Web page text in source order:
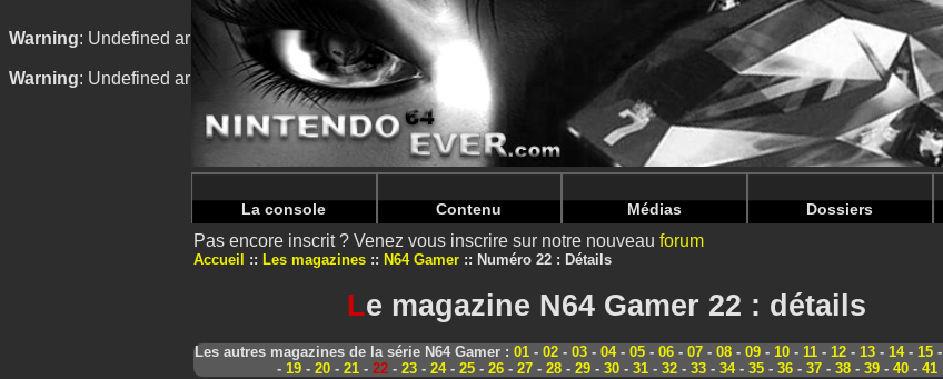
Warning: Undefined array key "HTTP_REFERER" in/home/nintendoju/www/Magazine-Details.phpon line
Warning: Undefined array key "HTTP_REFERER" in/home/nintendoju/www/Magazine-Details.phpon line74
La console Contenu Médias Dossiers
Pas encore inscrit ? Venez vous inscrire sur notre nouveau forum
Accueil Les magazines N64 Gamer Numéro 22 : Détails
Le magazine N64 Gamer 22 : détails
Les autres magazines de la série N64 Gamer : 01- 02- 03- 04- 05- 06- 07- 08- 09- 10- 11- 12- 13- 14- 15-
- 19- 20- 21- 22- 23- 24- 25- 26- 27- 28- 29- 30- 31- 32- 33- 34- 35- 36- 37- 38- 39- 40- 41